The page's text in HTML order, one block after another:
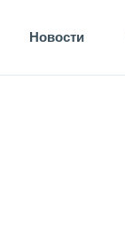
Новости